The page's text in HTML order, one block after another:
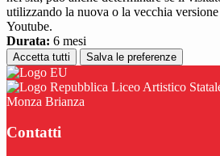
utilizzando la nuova o la vecchia
Youtube.
Durata: 6 mesi
Accetta tutti Salva le preferenze
Liceo Artistico
Monza Brianza
Contatti